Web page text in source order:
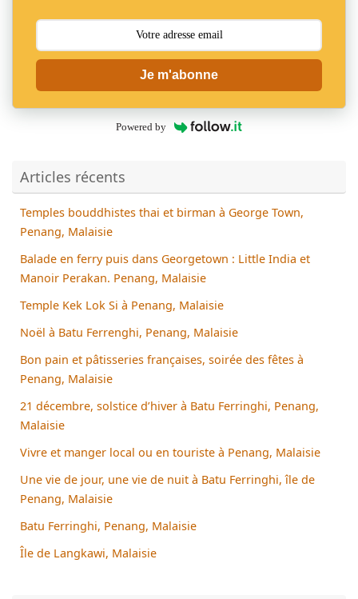
Je m'abonne
Powered by
Articles récents
Temples bouddhistes thai et birman à George Town,
Penang, Malaisie
Balade en ferry puis dans Georgetown : Little India et
Manoir Perakan. Penang, Malaisie
Temple Kek Lok Si à Penang, Malaisie
Noël à Batu Ferrenghi, Penang, Malaisie
Bon pain et pâtisseries françaises, soirée des fêtes à
Penang, Malaisie
21 décembre, solstice d’hiver à Batu Ferringhi, Penang,
Malaisie
Vivre et manger local ou en touriste à Penang, Malaisie
Une vie de jour, une vie de nuit à Batu Ferringhi, île de
Penang, Malaisie
Batu Ferringhi, Penang, Malaisie
Île de Langkawi, Malaisie